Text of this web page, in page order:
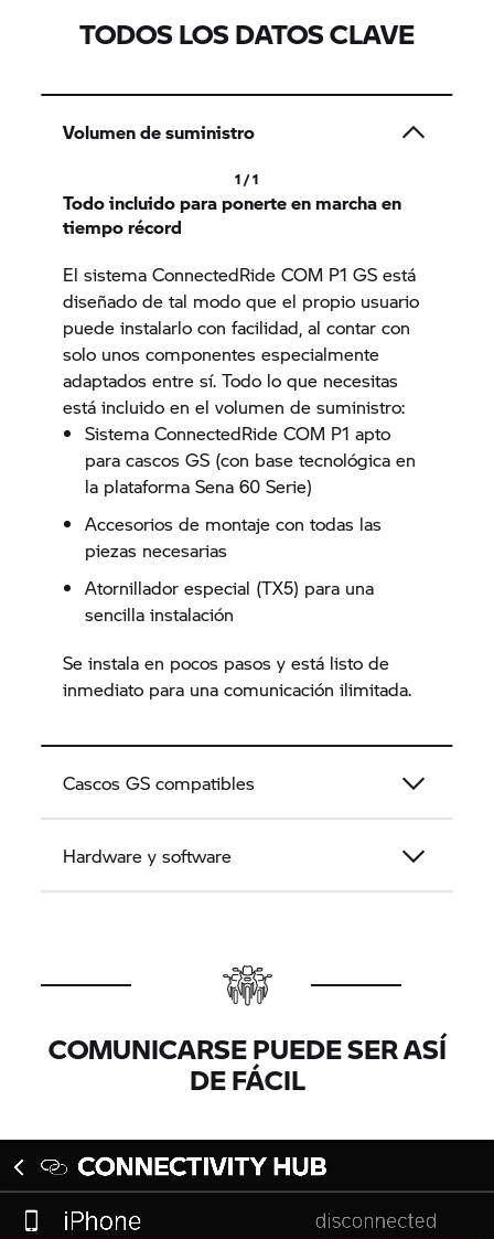
TODOS LOS DATOS CLAVE
Volumen de suministro
1 / 1
Todo incluido para ponerte en marcha en
tiempo récord
El sistema ConnectedRide COM P1 GS está
diseñado de tal modo que el propio usuario
puede instalarlo con facilidad, al contar con
solo unos componentes especialmente
adaptados entre sí. Todo lo que necesitas
está incluido en el volumen de suministro:
Sistema ConnectedRide COM P1 apto
para cascos GS (con base tecnológica en
la plataforma Sena 60 Serie)
Accesorios de montaje con todas las
piezas necesarias
Atornillador especial (TX5) para una
sencilla instalación
Se instala en pocos pasos y está listo de
inmediato para una comunicación ilimitada.
Cascos GS compatibles
Hardware y software
COMUNICARSE PUEDE SER ASÍ
DE FÁCIL